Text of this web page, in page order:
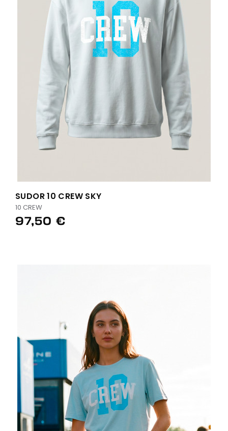
SUDOR 10 CREW SKY
10 CREW
97,50 €